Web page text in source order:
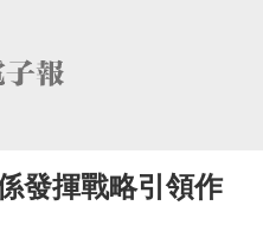
發揮戰略引領作